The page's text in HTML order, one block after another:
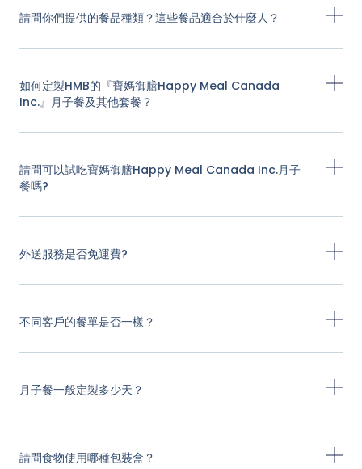
請問你們提供的餐品種類？這些餐品適合於什麼人？
如何定製HMB的『寶媽御膳Happy Meal Canada
Inc.』月子餐及其他套餐？
請問可以試吃寶媽御膳Happy Meal Canada Inc.月子
餐嗎?
外送服務是否免運費?
不同客戶的餐單是否一樣？
月子餐一般定製多少天？
請問食物使用哪種包裝盒？